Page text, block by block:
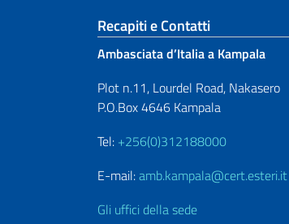
Sezione footer
Recapiti e Contatti
Ambasciata d’Italia a Kampala
Plot n.11, Lourdel Road, Nakasero
P.O.Box 4646 Kampala
Tel: +256(0)312188000
E-mail:amb.kampala@cert.esteri.it
Gli uffici della sede